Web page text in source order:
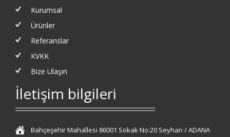
Kurumsal
Ürünler
Referanslar
KVKK
Bize Ulaşın
İletişim bilgileri
Bahçeşehir Mahallesi 86001 Sokak No:20 Seyhan / ADANA